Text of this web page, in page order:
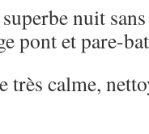
superbe nuit
pont et pare-
très calme,